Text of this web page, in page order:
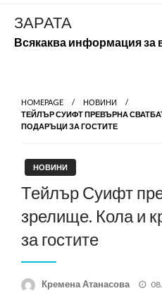
Skip
content
ЗАРАТА
Всякаква информация за
HOMEPAGE
НОВИНИ
ТЕЙЛЪР СУИФТ ПРЕВЪРНА
ПОДАРЪЦИ ЗА ГОСТИТЕ
НОВИНИ
Тейлър Суифт
зрелище. Кола и
за гостите
Кремена Атанасова